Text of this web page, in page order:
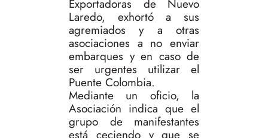
Exportadoras de Nuevo
Laredo, exhortó a sus
agremiados y a otras
asociaciones a no enviar
embarques y en caso de
ser urgentes utilizar el
Puente Colombia.
Mediante un oficio, la
Asociación indica que el
grupo de manifestantes